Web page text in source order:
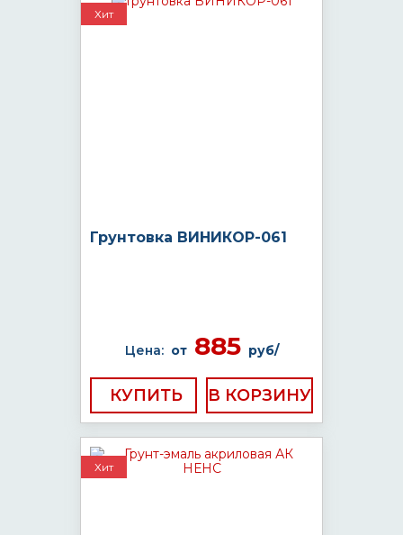
Хит
Грунтовка ВИНИКОР-061
Цена: от885 руб/
КУПИТЬ
Хит